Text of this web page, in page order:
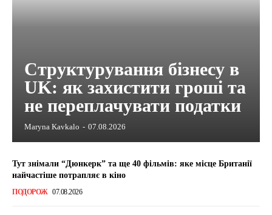
Структурування бізнесу в
UK: як захистити гроші та
не переплачувати податки
Maryna Kavkalo - 07.08.2026
Тут знімали “Дюнкерк” та ще 40 фільмів: яке місце Британії
найчастіше потрапляє в кіно
ПОДОРОЖ 07.08.2026